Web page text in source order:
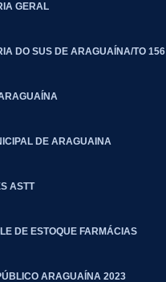
GERAL
DO SUS DE ARAGUAÍNA/TO 156
DE ARAGUAINA
ASTT
DE ESTOQUE FARMÁCIAS
ARAGUAÍNA 2023